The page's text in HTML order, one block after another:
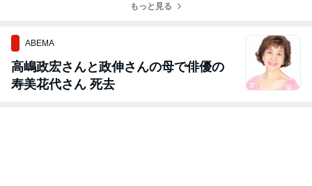
もっと見る
ABEMA
高嶋政宏さんと政伸さんの母で俳優の
寿美花代さん 死去